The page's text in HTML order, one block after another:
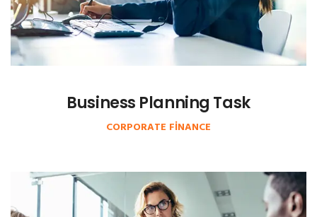
Business Planning Task
CORPORATE FINANCE